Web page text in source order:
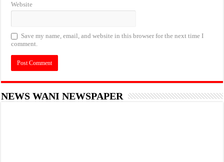
Website
Save my name, email, and website in this browser for the next time I
comment.
NEWS WANI NEWSPAPER